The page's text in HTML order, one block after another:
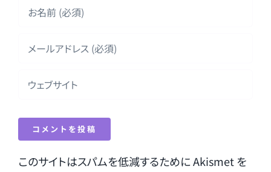
このサイトはスパムを低減するために Akismet を